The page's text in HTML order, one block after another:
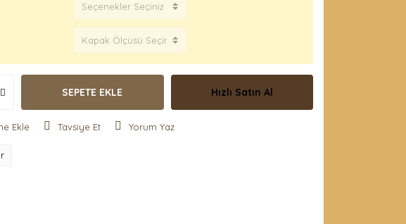
SEPETE EKLE Hızlı Satın Al
Tavsiye Et Yorum Yaz